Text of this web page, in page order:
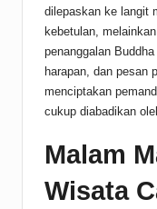
dilepaskan ke langit
kebetulan,
penanggalan
harapan, dan pesan
menciptakan
cukup diabadikan
Malam
Wisata